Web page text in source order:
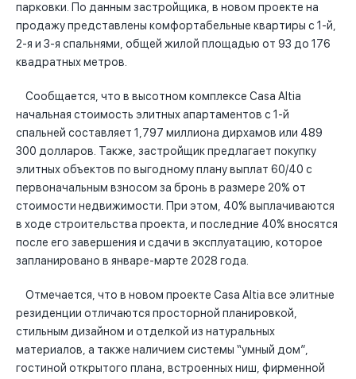
парковки. По данным застройщика, в новом проекте на
продажу представлены комфортабельные квартиры с 1-й,
2-я и 3-я спальнями, общей жилой площадью от 93 до 176
квадратных метров.
Сообщается, что в высотном комплексе Casa Altia
начальная стоимость элитных апартаментов с 1-й
спальней составляет 1,797 миллиона дирхамов или 489
300 долларов. Также, застройщик предлагает покупку
элитных объектов по выгодному плану выплат 60/40 с
первоначальным взносом за бронь в размере 20% от
стоимости недвижимости. При этом, 40% выплачиваются
в ходе строительства проекта, и последние 40% вносятся
после его завершения и сдачи в эксплуатацию, которое
запланировано в январе-марте 2028 года.
Отмечается, что в новом проекте Casa Altia все элитные
резиденции отличаются просторной планировкой,
стильным дизайном и отделкой из натуральных
материалов, а также наличием системы “умный дом”,
гостиной открытого плана, встроенных ниш, фирменной